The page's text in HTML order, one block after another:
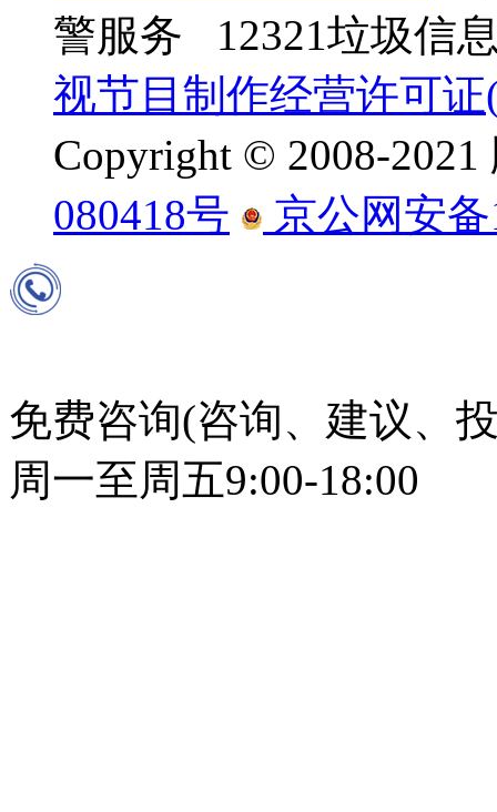
警服务 12321垃圾信
视节目制作经营许可证
Copyright © 2008-
080418号
京公网安备
免费咨询(咨询、建议、
周一至周五9:00-18:00